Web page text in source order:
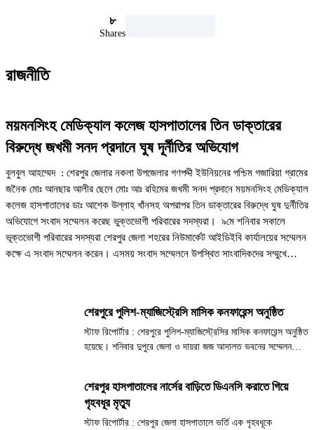
৮
Shares
রাজনীতি
ময়মনসিংহ মেডিক্যাল কলেজ হাসপাতালের তিন ডাক্তারের
বিরুদ্ধে জখমী সনদ প্রদানে ঘুষ দূর্নীতির অভিযোগ
বুলবুল আহম্মেদ : শেরপুর জেলার নকলা উপজেলার গণপদ্দী ইউনিয়নের পশ্চিম গজারিয়া গ্রামের
জনৈক মোঃ আনছার আলীর ছেলে মোঃ আঃ রহিমের জখমী সনদ প্রদানে ময়মনসিংহ মেডিক্যাল
কলেজ হাসপাতালের ডাঃ আশেক উল্লাহ খাঁনসহ অপরাপর তিন ডাক্তারের বিরুদ্ধে ঘুষ দুর্নীতির
অভিযোগে সংবাদ সম্মেলন করেছ ভুক্তভোগী পরিবারের সদস্যরা। ৯মে শনিবার সকালে
ভূক্তভোগী পরিবারের সদস্যরা শেরপুর জেলা শহরের নিউমার্কেট আইডিইবি কার্যালয়ের সম্মেলন
কক্ষে এ সংবাদ সম্মেলন করেন। এসময় সংবাদ সম্মেলনে উপস্থিত সাংবাদিকদের সম্মুখে
শেরপুরে পুলিশ-ম্যাজিস্ট্রেসি মাসিক কনফারেন্স অনুষ্ঠিত
স্টাফ রিপোর্টার : শেরপুরে পুলিশ-ম্যাজিস্ট্রেসির মাসিক কনফারেন্স অনুষ্ঠিত
হয়েছে। শনিবার দুপুরে জেলা ও দায়রা জজ আদালত ভবনের সম্মেলন
শেরপুর হাসপাতালের নার্সের বাড়িতে ডিএনসি করাতে গিয়ে
গৃহবধূর মৃত্যু
স্টাফ রিপোর্টার : শেরপুর জেলা হাসপাতালে ভর্তি এক গৃহবধূকে